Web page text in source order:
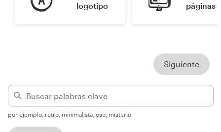
logotipo
páginas
Siguiente
por ejemplo, retro, minimalista, oso, misterio
Descubra la inspiración
Obtenga
un
diseño